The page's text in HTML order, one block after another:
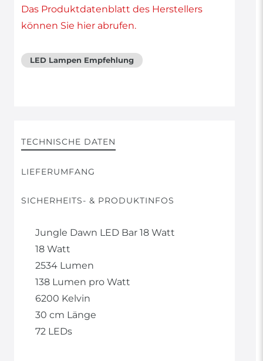
Das Produktdatenblatt des Herstellers
können Sie hier abrufen.
LED Lampen Empfehlung
TECHNISCHE DATEN
LIEFERUMFANG
SICHERHEITS- & PRODUKTINFOS
Jungle Dawn LED Bar 18 Watt
18 Watt
2534 Lumen
138 Lumen pro Watt
6200 Kelvin
30 cm Länge
72 LEDs